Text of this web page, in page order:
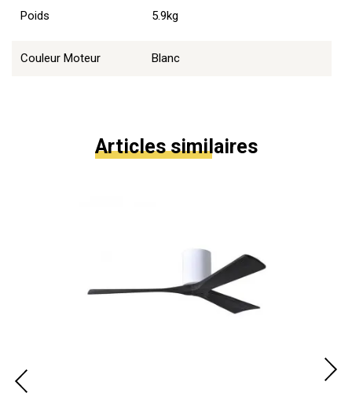
Poids 5.9kg
Couleur Moteur Blanc
Articles similaires